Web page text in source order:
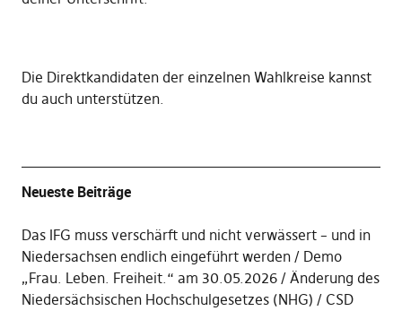
Die Direktkandidaten der einzelnen Wahlkreise kannst
du auch unterstützen.
Neueste Beiträge
Das IFG muss verschärft und nicht verwässert – und in
Niedersachsen endlich eingeführt werden
Demo
„Frau. Leben. Freiheit.“ am 30.05.2026
Änderung des
Niedersächsischen Hochschulgesetzes (NHG)
CSD